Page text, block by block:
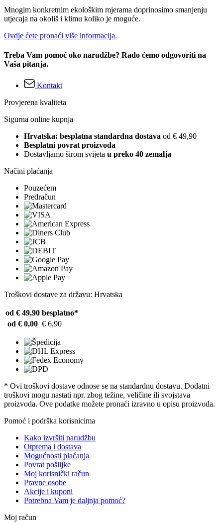
Mnogim konkretnim ekološkim mjerama doprinosimo smanjenju
utjecaja na okoliš i klimu koliko je moguće.
Ovdje ćete pronaći više informacija.
Treba Vam pomoć oko narudžbe? Rado ćemo odgovoriti na
Vaša pitanja.
Kontakt
Provjerena kvaliteta
Sigurna online kupnja
Hrvatska: besplatna standardna dostava od € 49,90
Besplatni povrat proizvoda
Dostavljamo širom svijeta u preko 40 zemalja
Načini plaćanja
Pouzećem
Predračun
Troškovi dostave za državu: Hrvatska
od € 49,90 besplatno*
od € 0,00 € 6,90
* Ovi troškovi dostave odnose se na standardnu ​​dostavu. Dodatni
troškovi mogu nastati npr. zbog težine, veličine ili svojstava
proizvoda. Ove podatke možete pronaći izravno u opisu proizvoda.
Pomoć i podrška korisnicima
Kako izvršiti narudžbu
Otprema i dostava
Mogućnosti plaćanja
Povrat pošiljke
Moj korisnički račun
Pravne osobe
Akcije i kuponi
Potrebna Vam je daljnja pomoć?
Moj račun